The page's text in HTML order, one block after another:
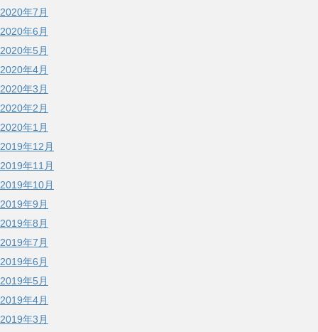
2020年7月
2020年6月
2020年5月
2020年4月
2020年3月
2020年2月
2020年1月
2019年12月
2019年11月
2019年10月
2019年9月
2019年8月
2019年7月
2019年6月
2019年5月
2019年4月
2019年3月